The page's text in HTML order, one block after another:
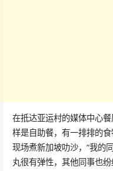
在抵达亚运村的媒体中心
样是自助餐，有一排排的
现场煮新加坡叻沙，“我的
丸很有弹性，其他同事也